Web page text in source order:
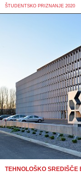
ŠTUDENTSKO PRIZNANJE 2020
TEHNOLOŠKO SREDIŠČE